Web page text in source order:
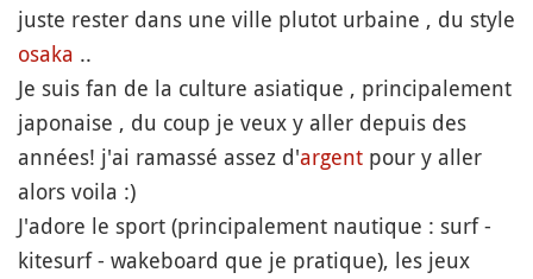
juste rester dans une ville plutot urbaine , du style
osaka ..
Je suis fan de la culture asiatique , principalement
japonaise , du coup je veux y aller depuis des
années! j'ai ramassé assez d'argent pour y aller
alors voila :)
J'adore le sport (principalement nautique : surf -
kitesurf - wakeboard que je pratique), les jeux